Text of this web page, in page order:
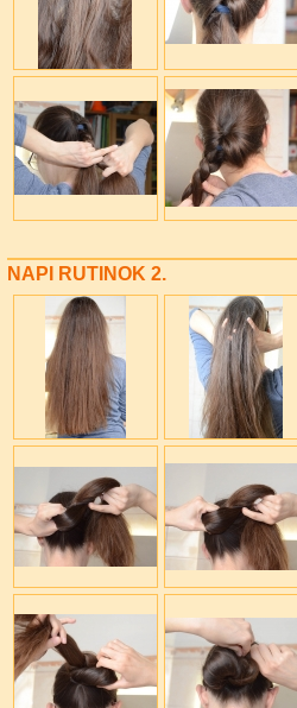
NAPI RUTINOK 2.